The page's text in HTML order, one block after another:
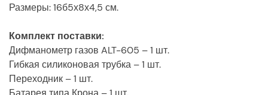
Размеры: 16б5х8х4,5 см.
Комплект поставки:
Дифманометр газов ALT-605 – 1 шт.
Гибкая силиконовая трубка – 1 шт.
Переходник – 1 шт.